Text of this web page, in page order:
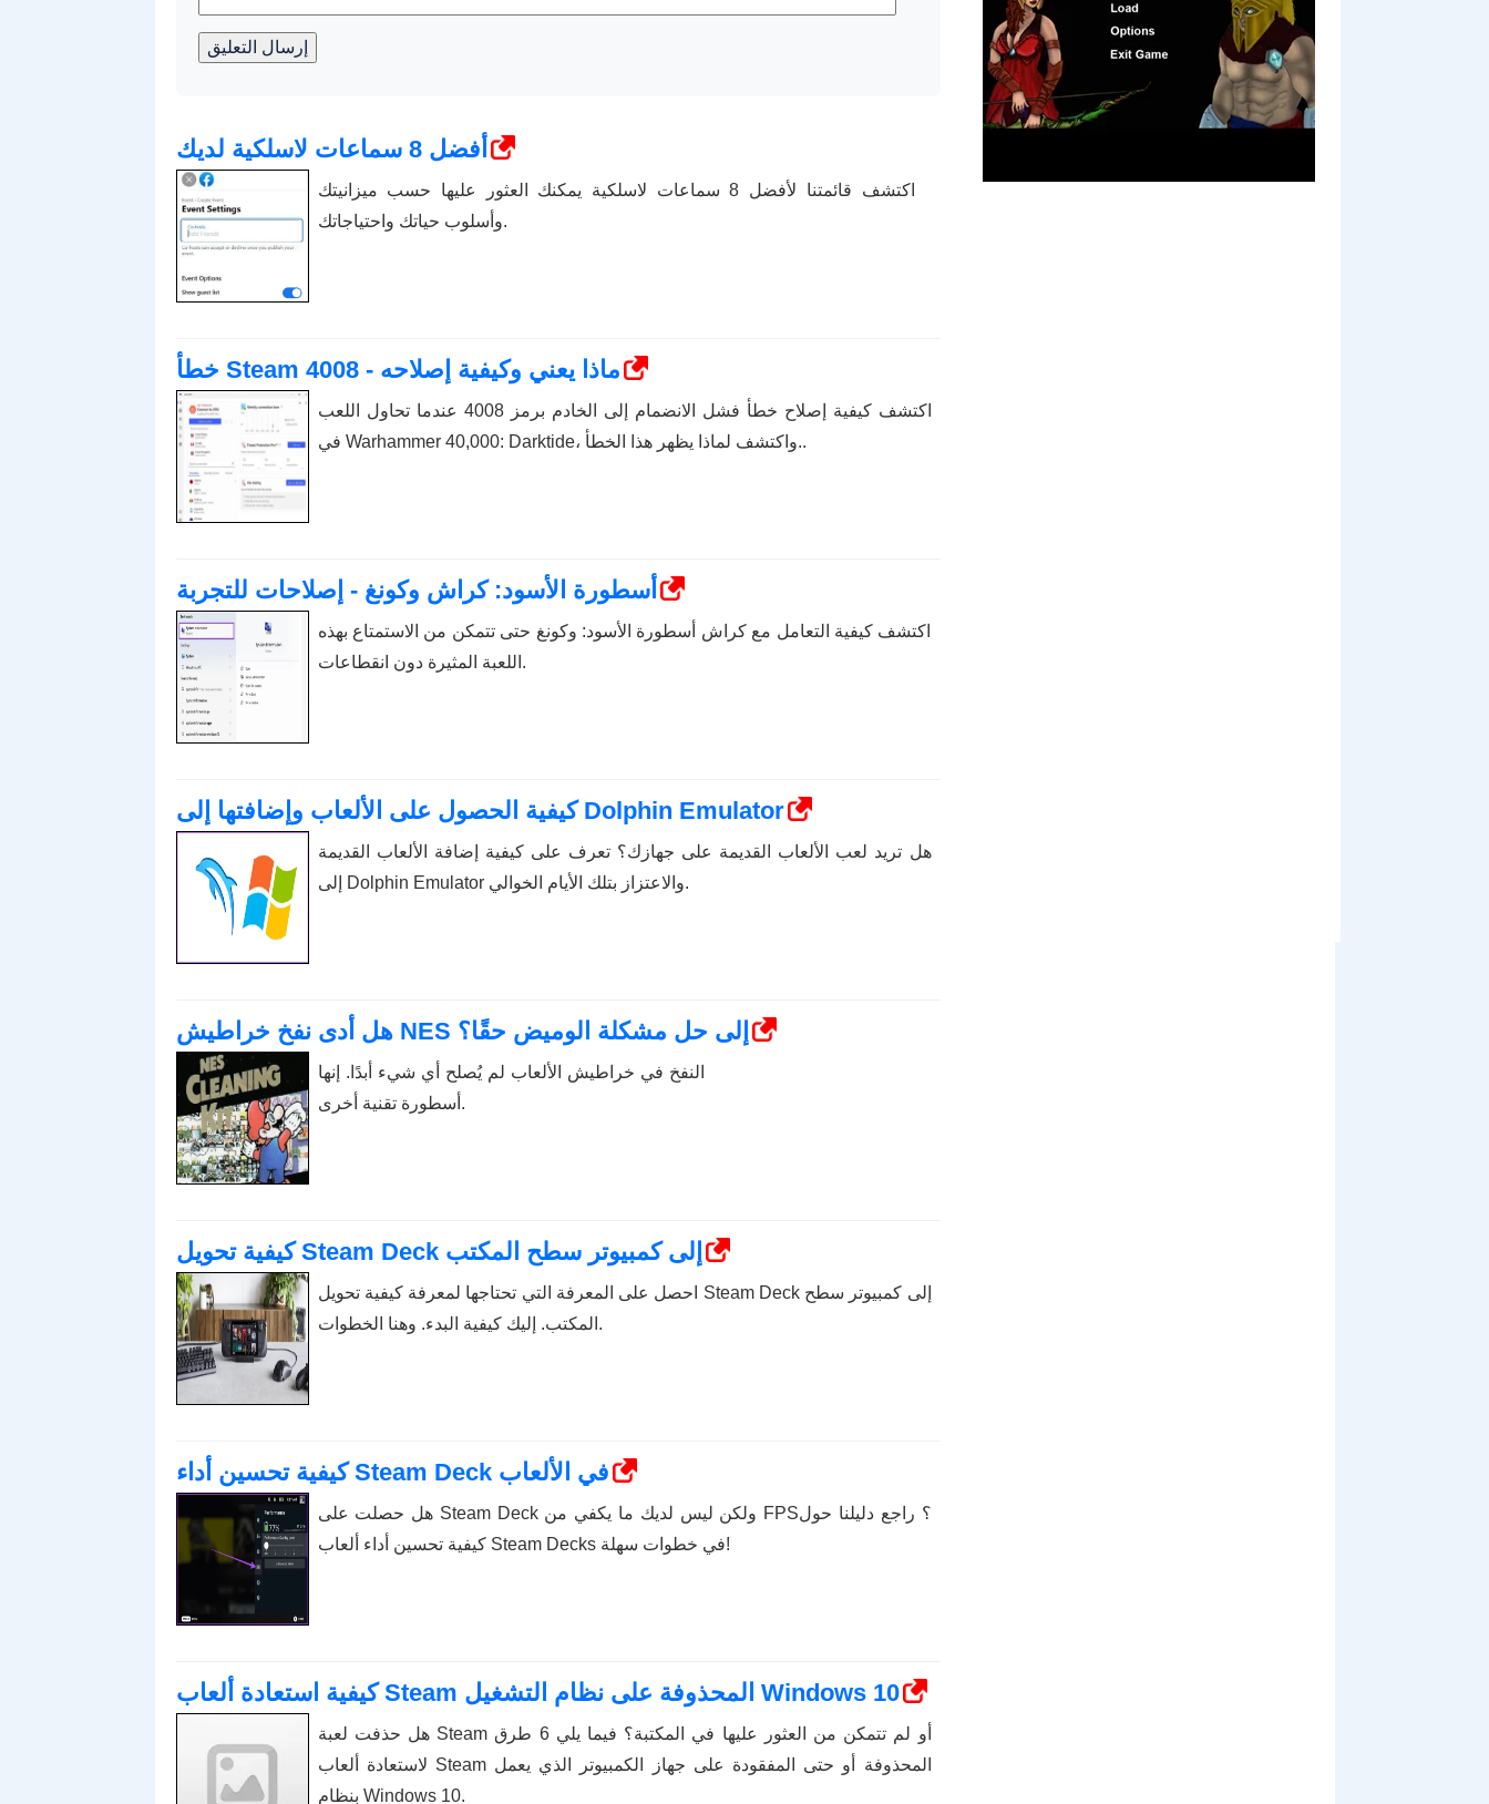
إرسال التعليق
أفضل 8 سماعات لاسلكية لديك
اكتشف قائمتنا لأفضل 8 سماعات لاسلكية يمكنك العثور عليها حسب ميزانيتك
وأسلوب حياتك واحتياجاتك.
خطأ Steam 4008 - ماذا يعني وكيفية إصلاحه
اكتشف كيفية إصلاح خطأ فشل الانضمام إلى الخادم برمز 4008 عندما تحاول اللعب
في Warhammer 40,000: Darktide، واكتشف لماذا يظهر هذا الخطأ..
أسطورة الأسود: كراش وكونغ - إصلاحات للتجربة
اكتشف كيفية التعامل مع كراش أسطورة الأسود: وكونغ حتى تتمكن من الاستمتاع بهذه
اللعبة المثيرة دون انقطاعات.
كيفية الحصول على الألعاب وإضافتها إلى Dolphin Emulator
هل تريد لعب الألعاب القديمة على جهازك؟ تعرف على كيفية إضافة الألعاب القديمة
إلى Dolphin Emulator والاعتزاز بتلك الأيام الخوالي.
هل أدى نفخ خراطيش NES إلى حل مشكلة الوميض حقًا؟
النفخ في خراطيش الألعاب لم يُصلح أي شيء أبدًا. إنها
أسطورة تقنية أخرى.
كيفية تحويل Steam Deck إلى كمبيوتر سطح المكتب
احصل على المعرفة التي تحتاجها لمعرفة كيفية تحويل Steam Deck إلى كمبيوتر سطح
المكتب. إليك كيفية البدء. وهنا الخطوات.
كيفية تحسين أداء Steam Deck في الألعاب
هل حصلت على Steam Deck ولكن ليس لديك ما يكفي من FPS؟ راجع دليلنا حول
كيفية تحسين أداء ألعاب Steam Decks في خطوات سهلة!
كيفية استعادة ألعاب Steam المحذوفة على نظام التشغيل Windows 10
هل حذفت لعبة Steam أو لم تتمكن من العثور عليها في المكتبة؟ فيما يلي 6 طرق
لاستعادة ألعاب Steam المحذوفة أو حتى المفقودة على جهاز الكمبيوتر الذي يعمل
بنظام Windows 10.